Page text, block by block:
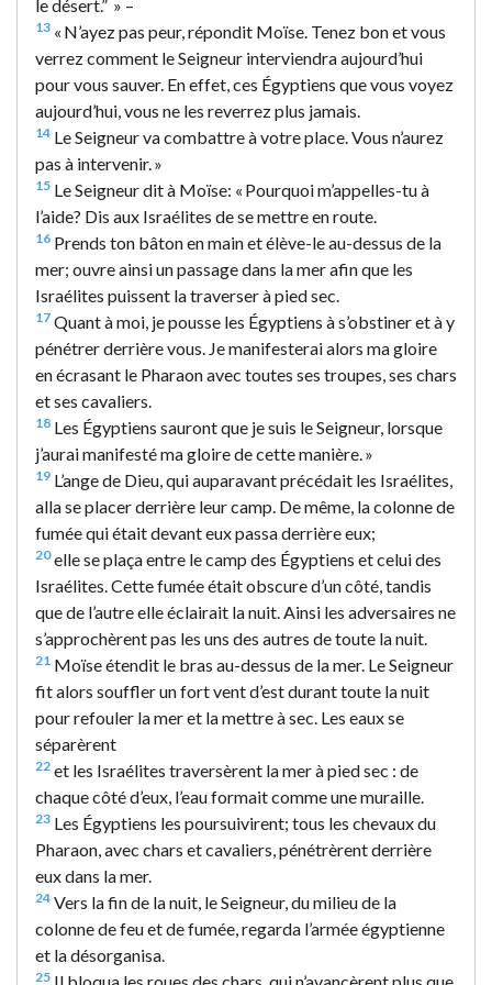
le désert.” » –
13 « N’ayez pas peur, répondit Moïse. Tenez bon et vous
verrez comment le Seigneur interviendra aujourd’hui
pour vous sauver. En effet, ces Égyptiens que vous voyez
aujourd’hui, vous ne les reverrez plus jamais.
14 Le Seigneur va combattre à votre place. Vous n’aurez
pas à intervenir. »
15 Le Seigneur dit à Moïse: « Pourquoi m’appelles-tu à
l’aide? Dis aux Israélites de se mettre en route.
16 Prends ton bâton en main et élève-le au-dessus de la
mer; ouvre ainsi un passage dans la mer afin que les
Israélites puissent la traverser à pied sec.
17 Quant à moi, je pousse les Égyptiens à s’obstiner et à y
pénétrer derrière vous. Je manifesterai alors ma gloire
en écrasant le Pharaon avec toutes ses troupes, ses chars
et ses cavaliers.
18 Les Égyptiens sauront que je suis le Seigneur, lorsque
j’aurai manifesté ma gloire de cette manière. »
19 L’ange de Dieu, qui auparavant précédait les Israélites,
alla se placer derrière leur camp. De même, la colonne de
fumée qui était devant eux passa derrière eux;
20elle se plaça entre le camp des Égyptiens et celui des
Israélites. Cette fumée était obscure d’un côté, tandis
que de l’autre elle éclairait la nuit. Ainsi les adversaires ne
s’approchèrent pas les uns des autres de toute la nuit.
21 Moïse étendit le bras au-dessus de la mer. Le Seigneur
fit alors souffler un fort vent d’est durant toute la nuit
pour refouler la mer et la mettre à sec. Les eaux se
séparèrent
22 et les Israélites traversèrent la mer à pied sec : de
chaque côté d’eux, l’eau formait comme une muraille.
23 Les Égyptiens les poursuivirent; tous les chevaux du
Pharaon, avec chars et cavaliers, pénétrèrent derrière
eux dans la mer.
24 Vers la fin de la nuit, le Seigneur, du milieu de la
colonne de feu et de fumée, regarda l’armée égyptienne
et la désorganisa.
25 Il bloqua les roues des chars, qui n’avancèrent plus que